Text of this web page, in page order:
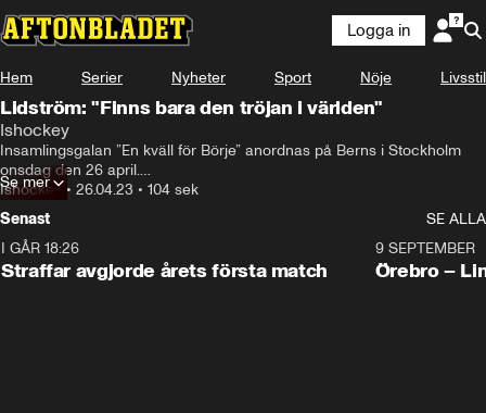
Logga in
Hem Serier Nyheter Sport Nöje Livsstil
Lidström: "Finns bara den tröjan i världen"
Ishockey
Insamlingsgalan ”En kväll för Börje” anordnas på Berns i Stockholm
onsdag den 26 april.
Flera av Sveriges främsta ishockeyprofiler har valt att auktionera ut
personliga föremål från karriären. Nicklas Lidström på plats och
berättar om tröjan han auktionerar bort.
Ishockey• 26.04.23 • 104 sek
Se mer
Senast
SE ALLA
I GÅR 18:26
Straffar avgjorde årets första match
Plus
9 SEPTEMBER
Örebro –